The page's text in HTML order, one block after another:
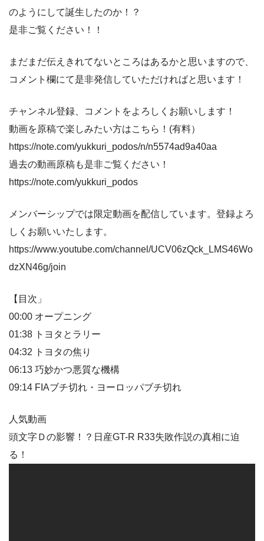
のようにして誕生したのか！？
是非ご覧ください！！
まだまだ伝えきれてないところはあるかと思いますので、
コメント欄にて是非発信していただければと思います！
チャンネル登録、コメントをよろしくお願いします！
動画を原稿で楽しみたい方はこちら！(有料）
https://note.com/yukkuri_podos/n/n5574ad9a40aa
過去の動画原稿も是非ご覧ください！
https://note.com/yukkuri_podos
メンバーシップでは限定動画を配信しています。登録よろ
しくお願いいたします。
https://www.youtube.com/channel/UCV06zQck_LMS46Wo
dzXN46g/join
【目次」
00:00 オープニング
01:38 トヨタとラリー
04:32 トヨタの焦り
06:13 巧妙かつ悪質な機構
09:14 FIAブチ切れ・ヨーロッパブチ切れ
人気動画
頭文字Ｄの影響！？日産GT-R R33失敗作説の真相に迫
る！